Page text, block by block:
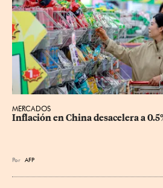
MERCADOS
Inflación en China desacelera a
Por AFP